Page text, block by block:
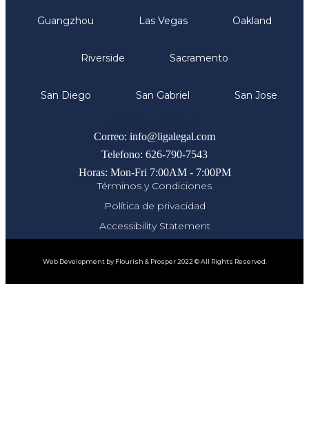
Guangzhou Las Vegas Oakland
Riverside Sacramento
San Diego San Gabriel San Jose
Correo: info@ligalegal.com
Telefono: 626-790-7543
Horas: Mon-Fri 7:00AM - 7:00PM
Términos y Condiciones
Política de privacidad
Accessibility Statement
Web Development by Flourish & Prosper 2022 © All Rights Reserved.